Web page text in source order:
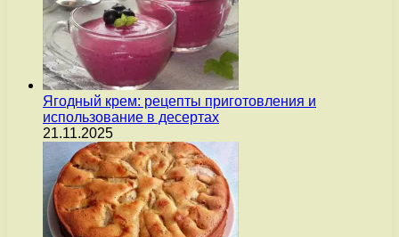
Ягодный крем: рецепты приготовления и
использование в десертах
21.11.2025